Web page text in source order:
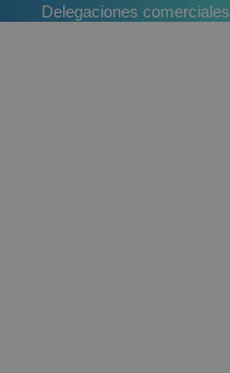
Delegaciones comerciales